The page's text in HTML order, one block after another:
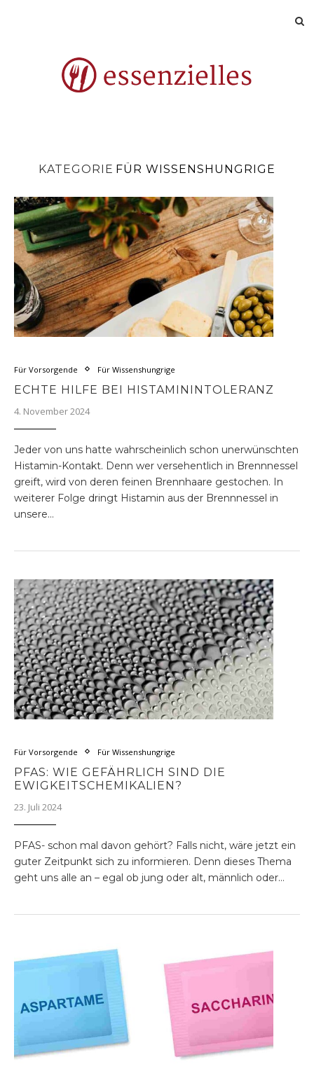
KATEGORIE FÜR WISSENSHUNGRIGE
Für Vorsorgende Für Wissenshungrige
ECHTE HILFE BEI HISTAMININTOLERANZ
4. November 2024
Jeder von uns hatte wahrscheinlich schon unerwünschten
Histamin-Kontakt. Denn wer versehentlich in Brennnessel
greift, wird von deren feinen Brennhaare gestochen. In
weiterer Folge dringt Histamin aus der Brennnessel in
unsere…
Für Vorsorgende Für Wissenshungrige
PFAS: WIE GEFÄHRLICH SIND DIE
EWIGKEITSCHEMIKALIEN?
23. Juli 2024
PFAS- schon mal davon gehört? Falls nicht, wäre jetzt ein
guter Zeitpunkt sich zu informieren. Denn dieses Thema
geht uns alle an – egal ob jung oder alt, männlich oder…